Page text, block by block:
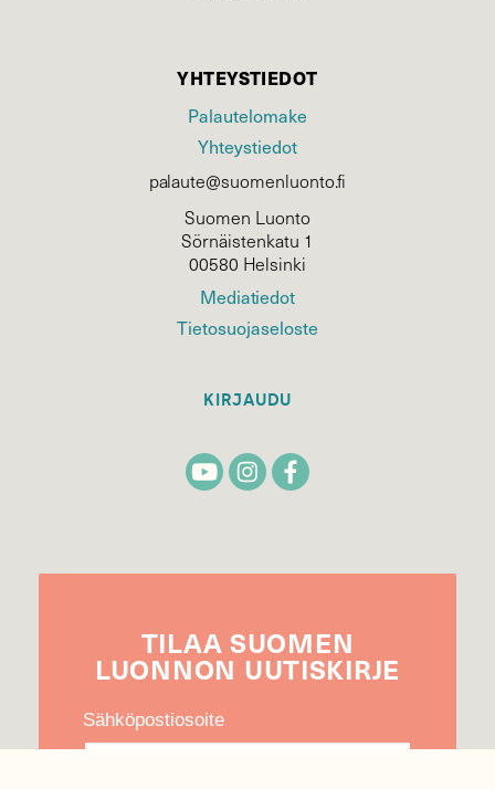
YHTEYSTIEDOT
Palautelomake
Yhteystiedot
palaute@suomenluonto.fi
Suomen Luonto
Sörnäistenkatu 1
00580 Helsinki
Mediatiedot
Tietosuojaseloste
KIRJAUDU
TILAA SUOMEN
LUONNON UUTIS­KIRJE
Sähköpostiosoite